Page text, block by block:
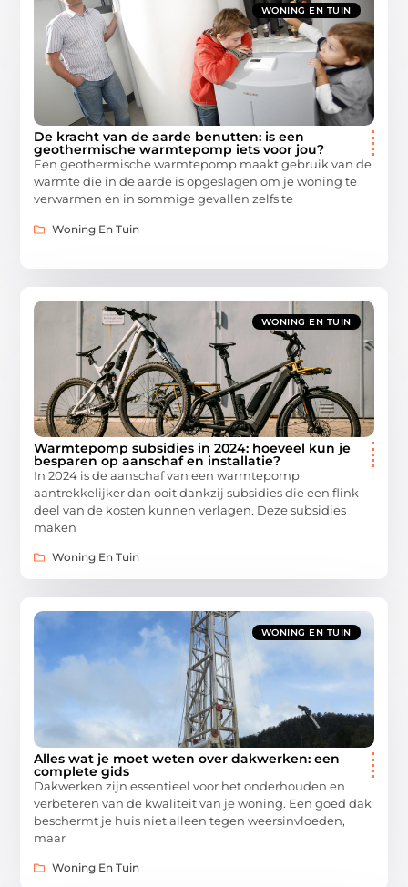
WONING EN TUIN
De kracht van de aarde benutten: is een
geothermische warmtepomp iets voor jou?
Een geothermische warmtepomp maakt gebruik van de
warmte die in de aarde is opgeslagen om je woning te
verwarmen en in sommige gevallen zelfs te
Woning En Tuin
WONING EN TUIN
Warmtepomp subsidies in 2024: hoeveel kun je
besparen op aanschaf en installatie?
In 2024 is de aanschaf van een warmtepomp
aantrekkelijker dan ooit dankzij subsidies die een flink
deel van de kosten kunnen verlagen. Deze subsidies
maken
Woning En Tuin
WONING EN TUIN
Alles wat je moet weten over dakwerken: een
complete gids
Dakwerken zijn essentieel voor het onderhouden en
verbeteren van de kwaliteit van je woning. Een goed dak
beschermt je huis niet alleen tegen weersinvloeden,
maar
Woning En Tuin